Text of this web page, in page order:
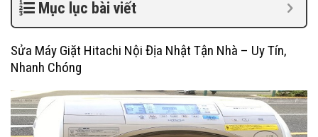
Mục lục bài viết
Sửa Máy Giặt Hitachi Nội Địa Nhật Tận Nhà – Uy Tín,
Nhanh Chóng